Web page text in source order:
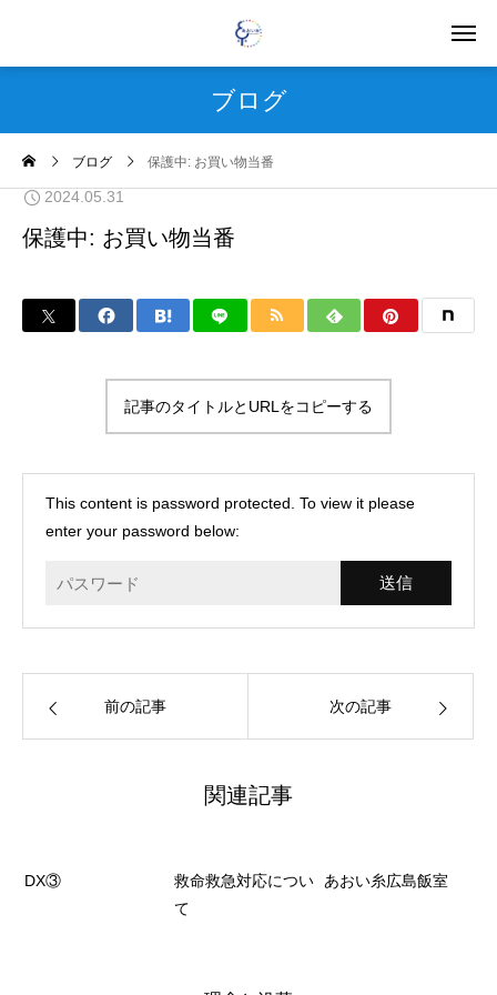
ブログ
ブログ 保護中: お買い物当番
2024.05.31
保護中: お買い物当番
記事のタイトルとURLをコピーする
This content is password protected. To view it please
enter your password below:
前の記事 次の記事
関連記事
DX③
救命救急対応につい
て
あおい糸広島飯室